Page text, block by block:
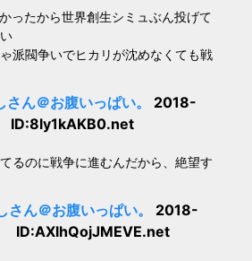
ったから世界創生シミュぶん投げて
派閥争いでヒカリが沈めなくても戦
さん＠お腹いっぱい。 2018-
るのに戦争に進むんだから、絶望す
さん＠お腹いっぱい。 2018-